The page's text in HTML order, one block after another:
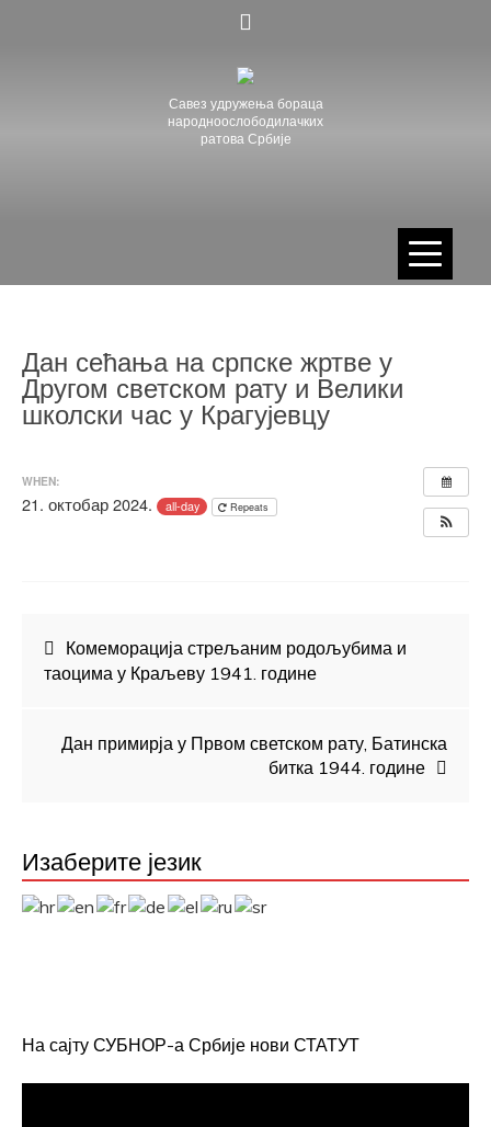
Савез удружења бораца
народноослободилачких
ратова Србије
Дан сећања на српске жртве у
Другом светском рату и Велики
школски час у Кра­гујевцу
WHEN:
21. октобар 2024. all-day Repeats
Кретање
чланка
Комеморација стрељаним родољубима и
таоцима у Кра­љеву 1941. године
Дан примирја у Првом светском рату, Батинска
битка 1944. године
Изаберите језик
На сајту СУБНОР-а Србије нови СТАТУТ